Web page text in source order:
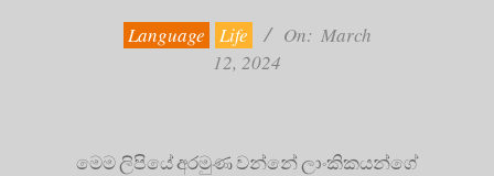
Language Life On: March
12, 2024
මෙම ලිපියේ අරමුණ වන්නේ ලාංකිකයන්ගේ